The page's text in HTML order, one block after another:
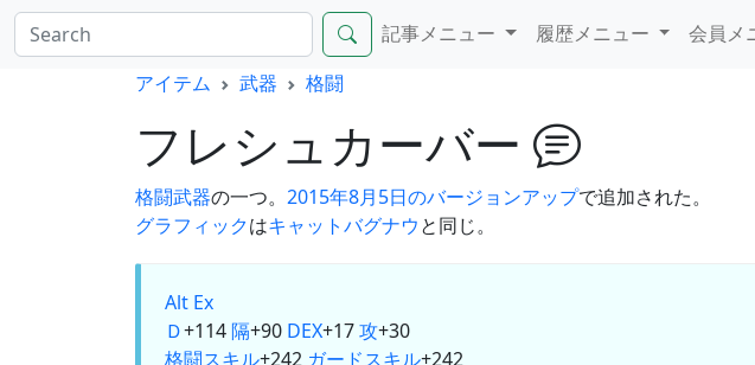
記事メニュー 履歴メニュー 会員メ
アイテム
武器 格闘
フレシュカーバー
格闘武器の一つ。 2015年8月5日のバージョンアップで追加された。
グラフィックはキャットバグナウと同じ。
Alt Ex
Ｄ+114隔+90 DEX+17攻+30
格闘スキル+242 ガードスキル+242